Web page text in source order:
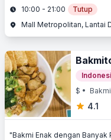
10:00 - 21:00
Tutup
$ • Bakmi
4.1
"Bakmi Enak dengan Banyak